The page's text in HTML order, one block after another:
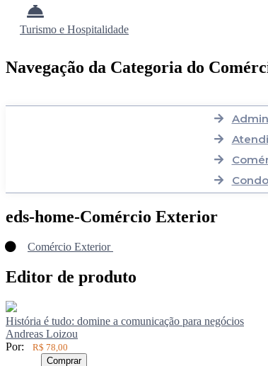
Turismo e Hospitalidade
Navegação da Categoria do
eds-home-Comércio Exterior
Comércio Exterior
Editor de produto
História é tudo: domine a comunicação para negócios
Andreas Loizou
Por:
R$ 78,00
Comprar